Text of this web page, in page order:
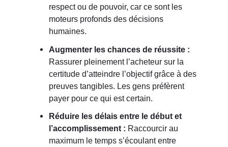
respect ou de pouvoir, car ce sont les
moteurs profonds des décisions
humaines.
Augmenter les chances de réussite :
Rassurer pleinement l’acheteur sur la
certitude d’atteindre l’objectif grâce à des
preuves tangibles. Les gens préfèrent
payer pour ce qui est certain.
Réduire les délais entre le début et
l’accomplissement : Raccourcir au
maximum le temps s’écoulant entre